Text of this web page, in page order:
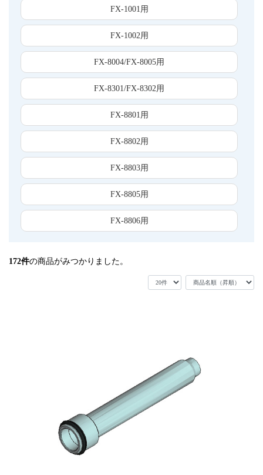
FX-1001用
FX-1002用
FX-8004/FX-8005用
FX-8301/FX-8302用
FX-8801用
FX-8802用
FX-8803用
FX-8805用
FX-8806用
172件の商品がみつかりました。